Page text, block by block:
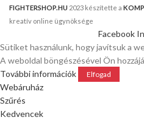
FIGHTERSHOP.HU 2023 készítette a
kreatív online ügynöksége
Facebook
Sütiket használunk, hogy javítsuk a
A weboldal böngészésével Ön
További információk
Elfogad
Webáruház
Szűrés
Kedvencek